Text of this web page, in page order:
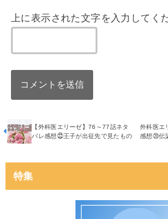
上に表示された文字を入力してく
【外科医エリーゼ】76～77話ネタ
バレ感想㉒王子が出征先で見たもの
外科医エ
感想⑳伝
特集